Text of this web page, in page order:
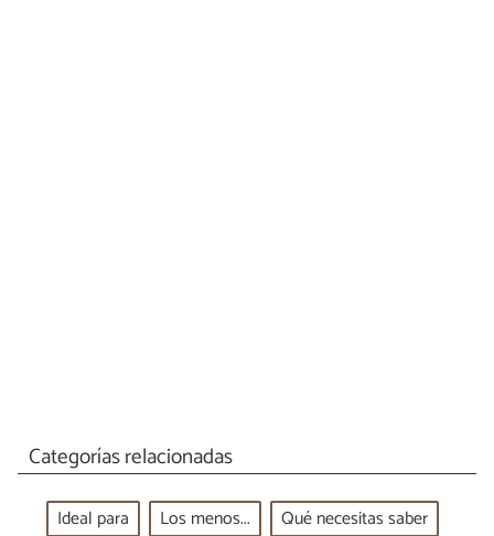
Categorías relacionadas
Ideal para Los menos...
Qué necesitas saber